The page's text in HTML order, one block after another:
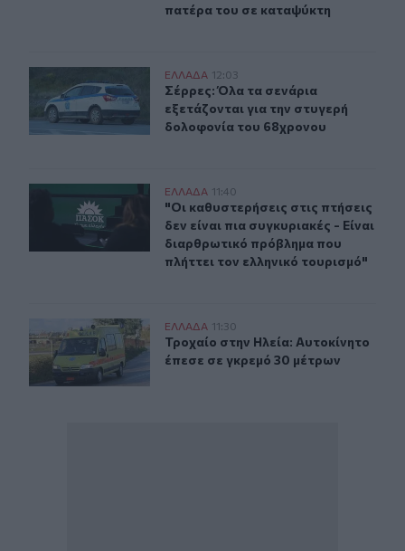
πατέρα του σε καταψύκτη
Σέρρες: Όλα τα σενάρια εξετάζονται για την στυγερή
ΕΛΛAΔΑ 12:03
Σέρρες: Όλα τα σενάρια
Σέρρες: Όλα τα σενάρια
εξετάζονται για την στυγερή
δολοφονία του 68χρονου
"Οι καθυστερήσεις στις πτήσεις δεν είναι πια
ΕΛΛAΔΑ 11:40
"Οι καθυστερήσεις στις πτήσεις
"Οι καθυστερήσεις στις πτήσεις
δεν είναι πια συγκυριακές - Είναι
διαρθρωτικό πρόβλημα που
πλήττει τον ελληνικό τουρισμό"
Τροχαίο στην Ηλεία: Αυτοκίνητο έπεσε σε γκρεμό 30
ΕΛΛAΔΑ 11:30
Τροχαίο στην Ηλεία: Αυτοκίνητο
Τροχαίο στην Ηλεία: Αυτοκίνητο
έπεσε σε γκρεμό 30 μέτρων